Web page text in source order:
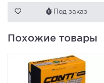
Под заказ
Похожие товары